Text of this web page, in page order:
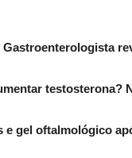
testosterona?
gel oftalmológico